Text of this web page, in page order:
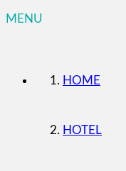
MENU
HOME
HOTEL